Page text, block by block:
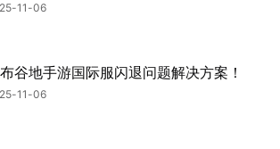
11-06
谷地手游国际服闪退问题解决方案！
11-06